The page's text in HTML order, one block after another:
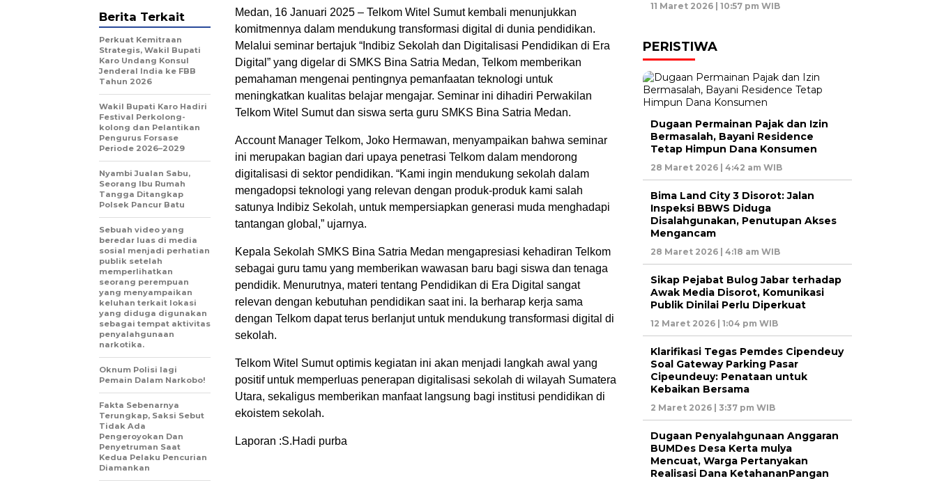
Medan, 16 Januari 2025 – Telkom Witel Sumut kembali menunjukkan
komitmennya dalam mendukung transformasi digital di dunia pendidikan.
Melalui seminar bertajuk “Indibiz Sekolah dan Digitalisasi Pendidikan di Era
Digital” yang digelar di SMKS Bina Satria Medan, Telkom memberikan
pemahaman mengenai pentingnya pemanfaatan teknologi untuk
meningkatkan kualitas belajar mengajar. Seminar ini dihadiri Perwakilan
Telkom Witel Sumut dan siswa serta guru SMKS Bina Satria Medan.
Account Manager Telkom, Joko Hermawan, menyampaikan bahwa seminar
ini merupakan bagian dari upaya penetrasi Telkom dalam mendorong
digitalisasi di sektor pendidikan. “Kami ingin mendukung sekolah dalam
mengadopsi teknologi yang relevan dengan produk-produk kami salah
satunya Indibiz Sekolah, untuk mempersiapkan generasi muda menghadapi
tantangan global,” ujarnya.
Kepala Sekolah SMKS Bina Satria Medan mengapresiasi kehadiran Telkom
sebagai guru tamu yang memberikan wawasan baru bagi siswa dan tenaga
pendidik. Menurutnya, materi tentang Pendidikan di Era Digital sangat
relevan dengan kebutuhan pendidikan saat ini. Ia berharap kerja sama
dengan Telkom dapat terus berlanjut untuk mendukung transformasi digital di
sekolah.
Telkom Witel Sumut optimis kegiatan ini akan menjadi langkah awal yang
positif untuk memperluas penerapan digitalisasi sekolah di wilayah Sumatera
Utara, sekaligus memberikan manfaat langsung bagi institusi pendidikan di
ekoistem sekolah.
Laporan :S.Hadi purba
Berita Terkait
Perkuat Kemitraan
Strategis, Wakil Bupati
Karo Undang Konsul
Jenderal India ke FBB
Tahun 2026
Wakil Bupati Karo Hadiri
Festival Perkolong-
kolong dan Pelantikan
Pengurus Forsase
Periode 2026–2029
Nyambi Jualan Sabu,
Seorang Ibu Rumah
Tangga Ditangkap
Polsek Pancur Batu
Sebuah video yang
beredar luas di media
sosial menjadi perhatian
publik setelah
memperlihatkan
seorang perempuan
yang menyampaikan
keluhan terkait lokasi
yang diduga digunakan
sebagai tempat aktivitas
penyalahgunaan
narkotika.
Oknum Polisi lagi
Pemain Dalam Narkobo!
Fakta Sebenarnya
Terungkap, Saksi Sebut
Tidak Ada
Pengeroyokan Dan
Penyetruman Saat
Kedua Pelaku Pencurian
Diamankan
11 Maret 2026 | 10:57 pm WIB
PERISTIWA
Dugaan Permainan Pajak dan Izin
Bermasalah, Bayani Residence
Tetap Himpun Dana Konsumen
28 Maret 2026 | 4:42 am WIB
Bima Land City 3 Disorot: Jalan
Inspeksi BBWS Diduga
Disalahgunakan, Penutupan Akses
Mengancam
28 Maret 2026 | 4:18 am WIB
Sikap Pejabat Bulog Jabar terhadap
Awak Media Disorot, Komunikasi
Publik Dinilai Perlu Diperkuat
12 Maret 2026 | 1:04 pm WIB
Klarifikasi Tegas Pemdes Cipendeuy
Soal Gateway Parking Pasar
Cipeundeuy: Penataan untuk
Kebaikan Bersama
2 Maret 2026 | 3:37 pm WIB
Dugaan Penyalahgunaan Anggaran
BUMDes Desa Kerta mulya
Mencuat, Warga Pertanyakan
Realisasi Dana KetahananPangan